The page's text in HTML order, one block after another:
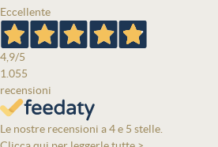
Eccellente
4,9/5
1.055
recensioni
Le nostre recensioni a 4 e 5 stelle.